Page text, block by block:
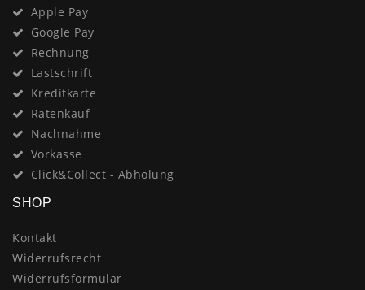
Apple Pay
Google Pay
Rechnung
Lastschrift
Kreditkarte
Ratenkauf
Nachnahme
Vorkasse
Click&Collect - Abholung
SHOP
Kontakt
Widerrufsrecht
Widerrufsformular